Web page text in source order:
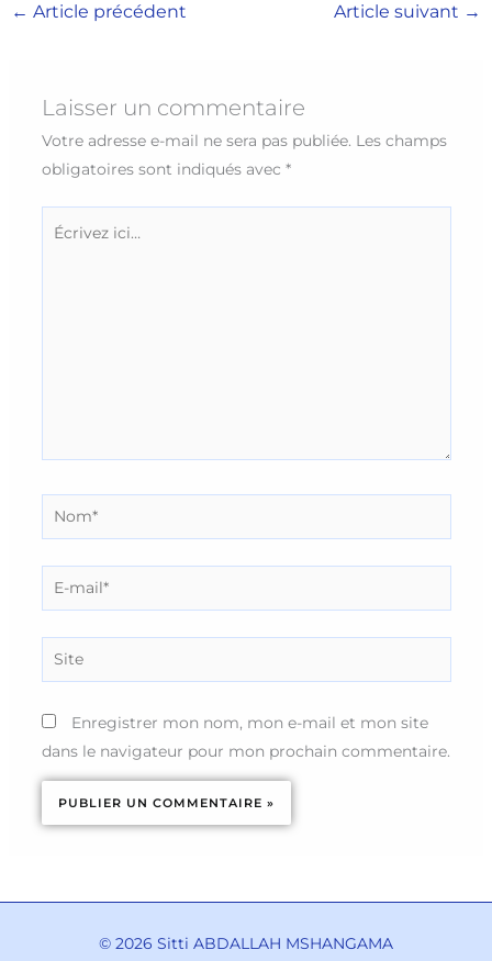
← Article précédent Article suivant →
Laisser un commentaire
Votre adresse e-mail ne sera pas publiée. Les champs
obligatoires sont indiqués avec *
Écrivez
Nom*
E-
mail*
Site
Enregistrer mon nom, mon e-mail et mon site
dans le navigateur pour mon prochain commentaire.
© 2026 Sitti ABDALLAH MSHANGAMA